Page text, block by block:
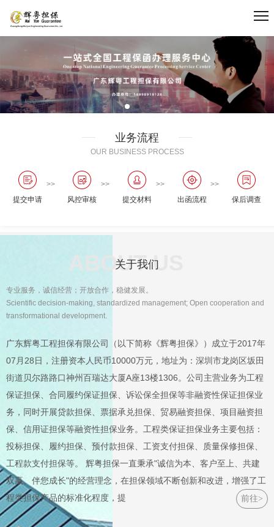
业务流程
OUR BUSINESS PROCESS
提交申请 风控审核 提交材料 出函流程 保后调查
ABOUT US
关于我们
专业服务，诚信经营；开放合作，稳健发展。
Scientific decision-making, standardized management; Open cooperation and
transformational development.
广东辉粤工程担保有限公司（以下简称《辉粤担保》）成立于2017年
07月28日，注册资本人民币10000万元，地址为：深圳市龙岗区坂田
街道贝尔路路口神州百瑞达大厦A座13楼1306。公司主营业务为工程
保证担保、合同履约保证担保、诉讼保全担保等非融资性保证担保业
务，同时开展贷款担保、票据承兑担保、贸易融资担保、项目融资担
保、信用证担保等融资性担保业务。工程类保证担保业务主要包括：
投标担保、履约担保、预付款担保、工资支付担保、质量保修担保、
工程款支付担保等。 辉粤担保一直秉承"诚信为本、客户至上、共建
双赢、伴您成长"的经营理念，在担保领域不断创新和改进，增强了工
程类担保产品的标准化程度，提
前往>